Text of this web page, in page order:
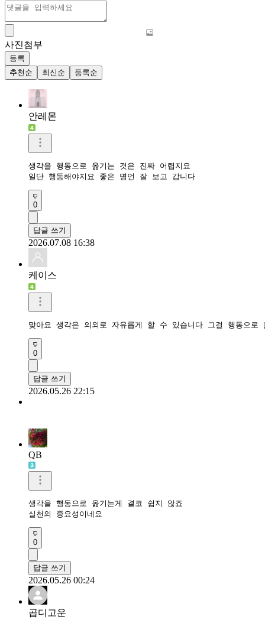
사진첨부
등록
추천순
최신순 등록순
안레몬
생각을 행동으로 옮기는 것은 진짜 어렵지요
0
답글 쓰기
2026.07.08 16:38
케이스
맞아요 생각은 의외로 자유롭게 할 수 있습니다 그걸 행동으
0
답글 쓰기
2026.05.26 22:15
QB
생각을 행동으로 옮기는게 결코 쉽지 않죠
실천의 중요성이네요
0
답글 쓰기
2026.05.26 00:24
곱디고운